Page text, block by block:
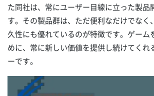
た同社は、常にユーザー目線に立った製品
す。その製品群は、ただ便利なだけでなく
久性にも優れているのが特徴です。ゲーム
めに、常に新しい価値を提供し続けてくれ
ーです。